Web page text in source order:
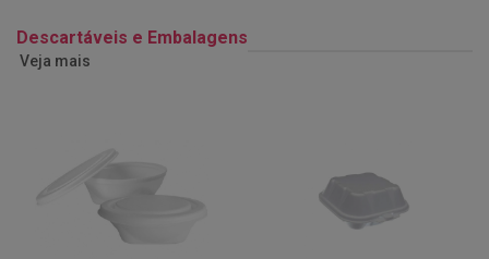
Descartáveis e Embalagens
Veja mais